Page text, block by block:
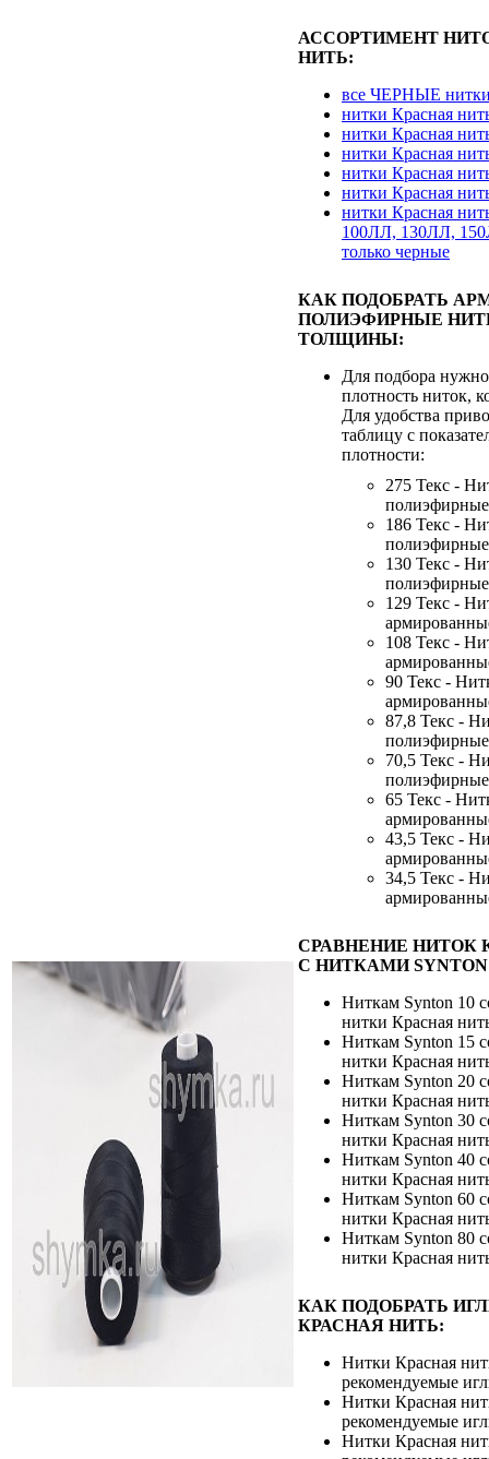
АССОРТИМЕНТ
НИТЬ:
все ЧЕРНЫЕ нитки
нитки Красная
нитки Красная
нитки Красная
нитки Красная
нитки Красная
нитки Красная
100ЛЛ, 130ЛЛ,
только черные
КАК ПОДОБРАТЬ
ПОЛИЭФИРНЫЕ
ТОЛЩИНЫ:
Для подбора
плотность ниток,
Для удобства
таблицу с
плотности:
275 Текс -
186 Текс -
130 Текс -
129 Текс -
108 Текс -
90 Текс -
87,8 Текс -
70,5 Текс -
65 Текс -
43,5 Текс -
34,5 Текс -
СРАВНЕНИЕ НИТОК
С НИТКАМИ
Ниткам Synton 10
нитки Красная
Ниткам Synton 15
нитки Красная
Ниткам Synton 20
нитки Красная
Ниткам Synton 30
нитки Красная
Ниткам Synton 40
нитки Красная
Ниткам Synton 60
нитки Красная
Ниткам Synton 80
нитки Красная
КАК ПОДОБРАТЬ
КРАСНАЯ НИТЬ:
Нитки Красная
рекомендуемые
Нитки Красная
рекомендуемые
Нитки Красная